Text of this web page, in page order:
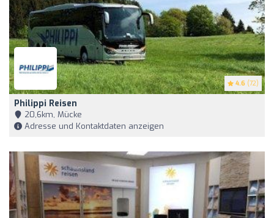
4.6 (72)
Philippi Reisen
20,6km, Mücke
Adresse und Kontaktdaten anzeigen